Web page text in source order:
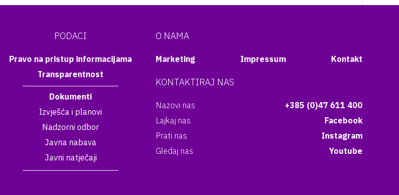
PODACI
Pravo na pristup informacijama
Transparentnost
Dokumenti
Izvješća i planovi
Nadzorni odbor
Javna nabava
Javni natječaji
O NAMA
Marketing Impressum Kontakt
KONTAKTIRAJ NAS
Nazovi nas
+385 (0)47 611 400
Lajkaj nas
Facebook
Prati nas
Instagram
Gledaj nas
Youtube